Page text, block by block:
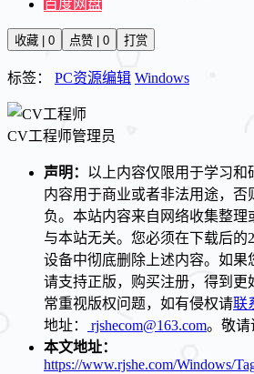
百度网盘
收藏 | 0 点赞 | 0 打赏
标签： PC资源编辑 Windows
CV工程师管理员
声明： 以上内容仅限用于学习和
内容用于商业或者非法用途，否
负。本站内容来自网络收集整理
与本站无关。您必须在下载后的
设备中彻底删除上述内容。如果
请支持正版，购买注册，得到更
常重视版权问题，如有侵权请联
地址：
rjshecom@163.com。敬请
本文地址：
https://www.rjshe.com/Windows/